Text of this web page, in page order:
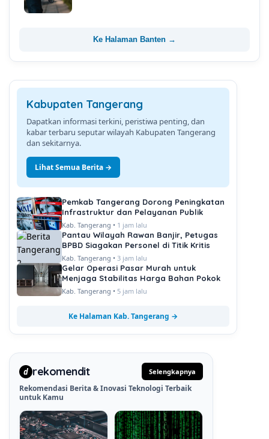
Ke Halaman Banten →
Kabupaten Tangerang
Dapatkan informasi terkini, peristiwa penting, dan
kabar terbaru seputar wilayah Kabupaten Tangerang
dan sekitarnya.
Lihat Semua Berita →
Pemkab Tangerang Dorong Peningkatan
Infrastruktur dan Pelayanan Publik
Kab. Tangerang • 1 jam lalu
Pantau Wilayah Rawan Banjir, Petugas
BPBD Siagakan Personel di Titik Kritis
Kab. Tangerang • 3 jam lalu
Gelar Operasi Pasar Murah untuk
Menjaga Stabilitas Harga Bahan Pokok
Kab. Tangerang • 5 jam lalu
Ke Halaman Kab. Tangerang →
d rekomendit Selengkapnya
Rekomendasi Berita & Inovasi Teknologi Terbaik
untuk Kamu